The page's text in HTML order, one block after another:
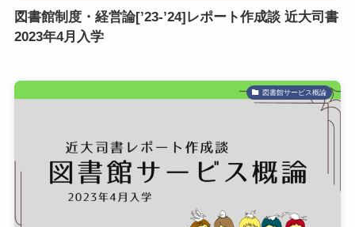
図書館制度・経営論[’23-’24]レポート作成談 近大司書
2023年4月入学
図書館サービス概論